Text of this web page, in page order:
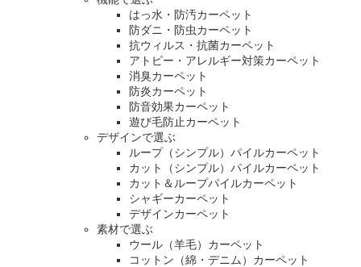
はっ水・防汚カーペット
防ダニ・防虫カーペット
抗ウィルス・抗菌カーペット
アトピー・アレルギー対策カーペット
消臭カーペット
防炎カーペット
防音効果カーペット
遊び毛防止カーペット
デザインで選ぶ
ループ（シンプル）パイルカーペット
カット（シンプル）パイルカーペット
カット＆ループパイルカーペット
シャギーカーペット
デザインカーペット
素材で選ぶ
ウール（羊毛）カーペット
コットン（綿・デニム）カーペット